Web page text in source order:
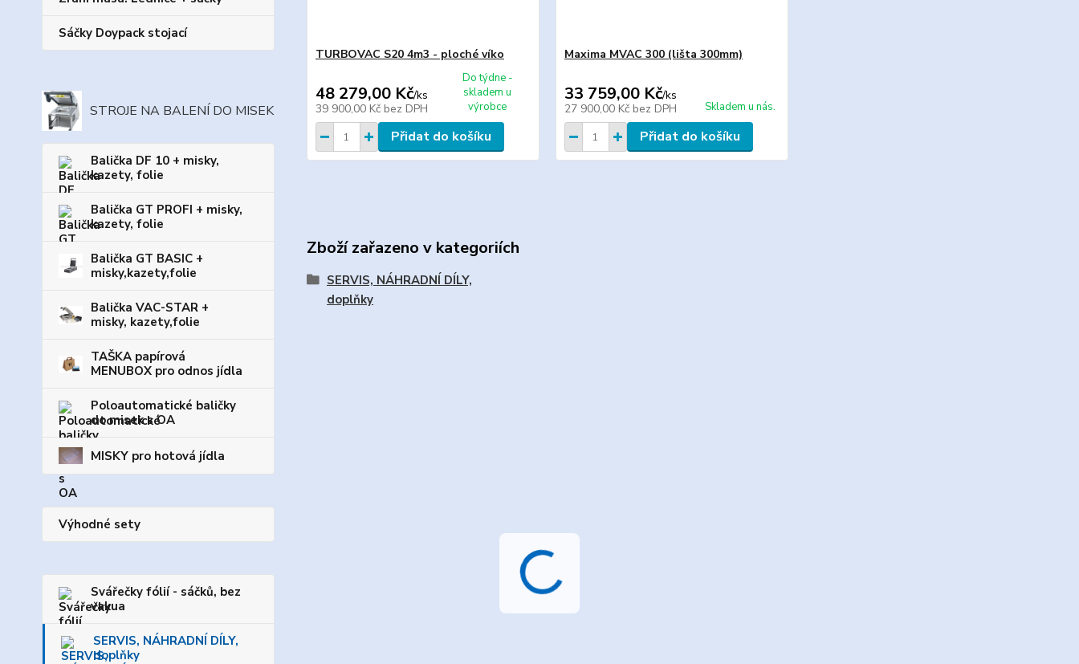
Sáčky Doypack stojací
STROJE NA BALENÍ DO MISEK
Balička DF 10 + misky,
kazety, folie
Balička GT PROFI + misky,
kazety, folie
Balička GT BASIC +
misky,kazety,folie
Balička VAC-STAR +
misky, kazety,folie
TAŠKA papírová
MENUBOX pro odnos jídla
Poloautomatické baličky
do misek s OA
MISKY pro hotová jídla
Výhodné sety
Svářečky fólií - sáčků, bez
vakua
SERVIS, NÁHRADNÍ DÍLY,
doplňky
TURBOVAC S20 4m3 - ploché víko
48 279,00 Kč/ks
39 900,00 Kč bez DPH
Do týdne -
skladem u
výrobce
Přidat do košíku
Maxima MVAC 300 (lišta 300mm)
33 759,00 Kč/ks
27 900,00 Kč bez DPH Skladem u nás.
Přidat do košíku
Zboží zařazeno v kategoriích
SERVIS, NÁHRADNÍ DÍLY,
doplňky